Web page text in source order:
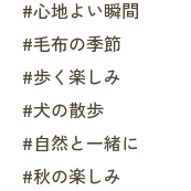
#心地よい瞬間
#毛布の季節
#歩く楽しみ
#犬の散歩
#自然と一緒に
#秋の楽しみ